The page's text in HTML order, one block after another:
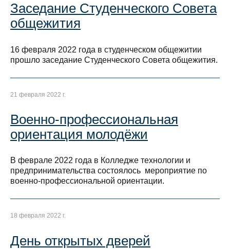
Заседание Студенческого Совета
общежития
16 февраля 2022 года в студенческом общежитии
прошло заседание Студенческого Совета общежития.
21 февраля 2022 г.
Военно-профессиональная
ориентация молодёжи
В феврале 2022 года в Колледже технологии и
предпринимательства состоялось мероприятие по
военно-профессиональной ориентации.
18 февраля 2022 г.
День открытых дверей